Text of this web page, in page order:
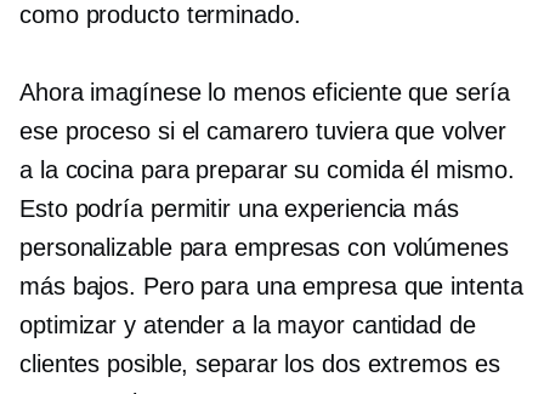
como producto terminado.
Ahora imagínese lo menos eficiente que sería
ese proceso si el camarero tuviera que volver
a la cocina para preparar su comida él mismo.
Esto podría permitir una experiencia más
personalizable para empresas con volúmenes
más bajos. Pero para una empresa que intenta
optimizar y atender a la mayor cantidad de
clientes posible, separar los dos extremos es